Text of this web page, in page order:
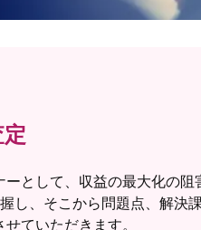
として、収益の最大化の
し、そこから問題点、解決
ていただきます。